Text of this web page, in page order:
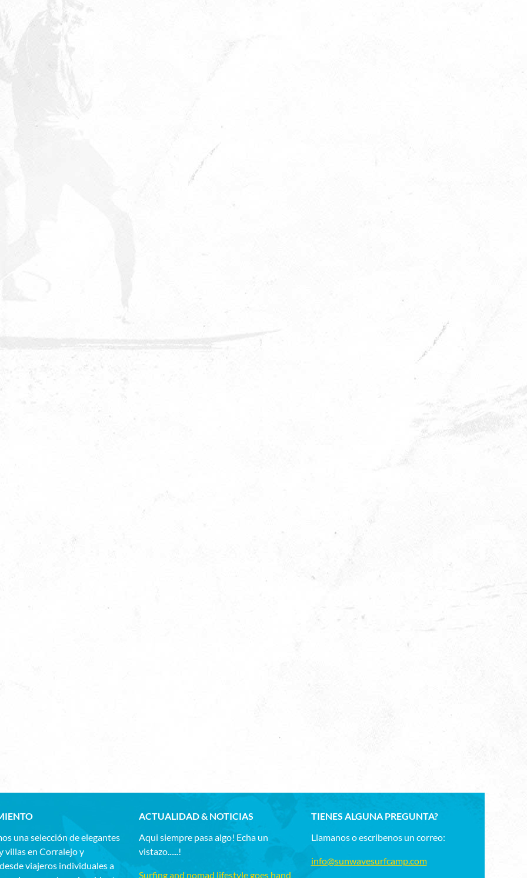
una selección de elegantes
villas en Corralejo y
viajeros individuales a
ACTUALIDAD & NOTICIAS
Aqui siempre pasa algo! Echa un
vistazo......!
Surfing and nomad lifestyle goes hand
TIENES ALGUNA PREGUNTA?
Llamanos o escribenos un correo:
info@sunwavesurfcamp.com